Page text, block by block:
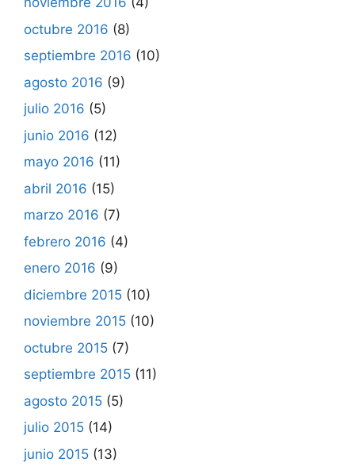
octubre 2016 (8)
septiembre 2016 (10)
agosto 2016 (9)
julio 2016 (5)
junio 2016 (12)
mayo 2016 (11)
abril 2016 (15)
marzo 2016 (7)
febrero 2016 (4)
enero 2016 (9)
diciembre 2015 (10)
noviembre 2015 (10)
octubre 2015 (7)
septiembre 2015 (11)
agosto 2015 (5)
julio 2015 (14)
junio 2015 (13)